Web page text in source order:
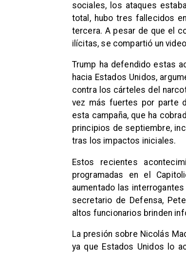
sociales, los ataques
total, hubo tres fallecidos
tercera. A pesar de que el
ilícitas, se compartió un
Trump ha defendido estas
hacia Estados Unidos,
contra los cárteles del
vez más fuertes por parte
esta campaña, que ha
principios de septiembre,
tras los impactos iniciales.
Estos recientes
programadas en el
aumentado las
secretario de Defensa,
altos funcionarios brinden
La presión sobre Nicolás
ya que Estados Unidos lo